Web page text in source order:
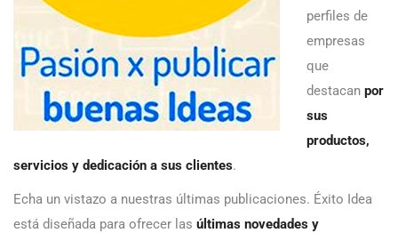
perfiles de
empresas
que
destacan por
sus
productos,
servicios y dedicación a sus clientes.
Echa un vistazo a nuestras últimas publicaciones. Éxito Idea
está diseñada para ofrecer las últimas novedades y